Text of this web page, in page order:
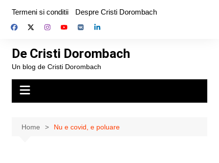
content
Termeni si conditii Despre Cristi Dorombach
De Cristi Dorombach
Un blog de Cristi Dorombach
Home Nu e covid, e poluare